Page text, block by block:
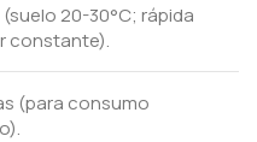
(suelo 20-30°C; rápida
constante).
(para consumo